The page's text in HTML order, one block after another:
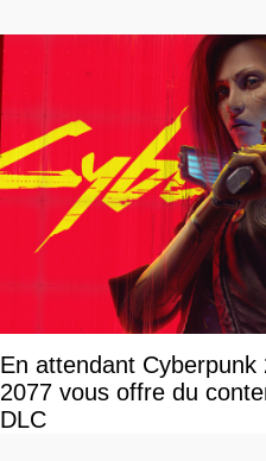
En attendant
2077 vous offre du
DLC